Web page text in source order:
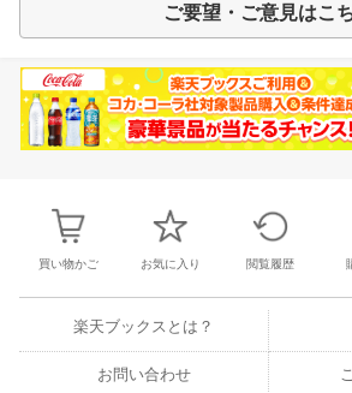
ご要望・ご意見はこ
買い物かご お気に入り 閲覧履歴
楽天ブックスとは？
お問い合わせ